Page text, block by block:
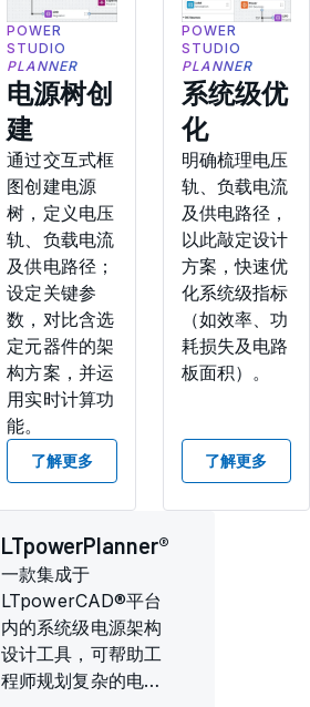
电源树创
建
POWER
STUDIO
PLANNER
通过交互式框
图创建电源
树，定义电压
轨、负载电流
及供电路径；
设定关键参
数，对比含选
定元器件的架
构方案，并运
用实时计算功
能。
了解更多
系统级优
化
POWER
STUDIO
PLANNER
明确梳理电压
轨、负载电流
及供电路径，
以此敲定设计
方案，快速优
化系统级指标
（如效率、功
耗损失及电路
板面积）。
了解更多
LTpowerPlanner®
一款集成于
LTpowerCAD®平台
内的系统级电源架构
设计工具，可帮助工
程师规划复杂的电源